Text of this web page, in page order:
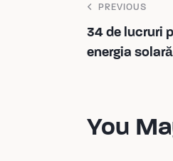
PREVIOUS
34 de lucruri
energia solară
You